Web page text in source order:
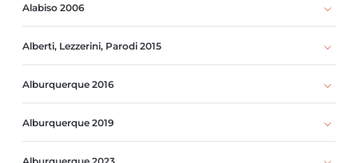
Alabiso 2006
Alberti, Lezzerini, Parodi 2015
Alburquerque 2016
Alburquerque 2019